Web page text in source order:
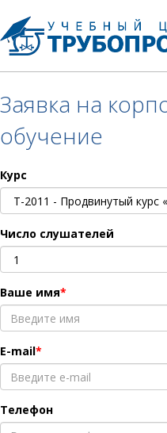
Заявка на
обучение
Курс
Число слушателей
Ваше имя
E-mail
Телефон